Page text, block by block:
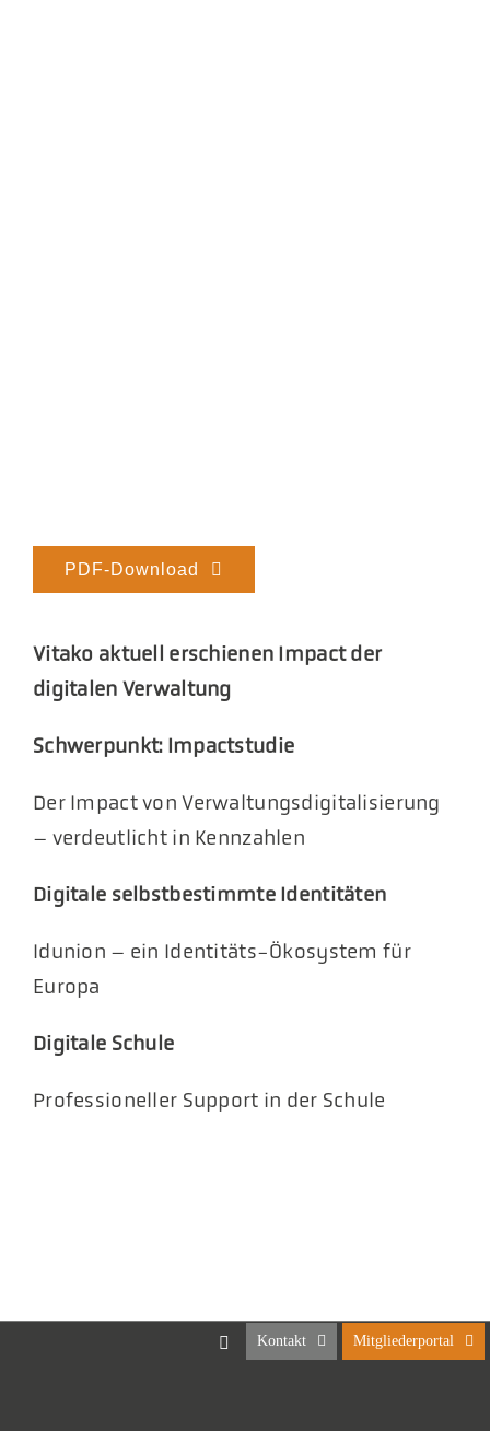
PDF-Download
Vitako aktuell erschienen Impact der
digitalen Verwaltung
Schwerpunkt: Impactstudie
Der Impact von Verwaltungsdigitalisierung
– verdeutlicht in Kennzahlen
Digitale selbstbestimmte Identitäten
Idunion – ein Identitäts-Ökosystem für
Europa
Digitale Schule
Professioneller Support in der Schule
Kontakt Mitgliederportal